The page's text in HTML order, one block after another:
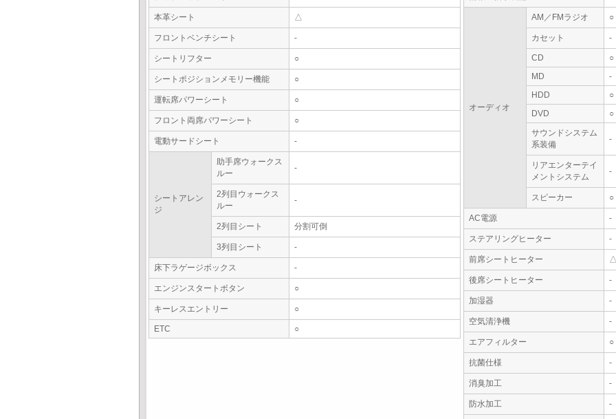
本革シート △
フロントベンチシート -
シートリフター ○
シートポジションメモリー機能 ○
運転席パワーシート ○
フロント両席パワーシート ○
電動サードシート -
シートアレン
ジ
助手席ウォークス
ルー
-
2列目ウォークス
ルー
-
2列目シート 分割可倒
3列目シート -
床下ラゲージボックス -
エンジンスタートボタン ○
キーレスエントリー ○
ETC ○
オーディオ
AM／FMラジオ ○
カセット -
CD
○
MD
-
HDD
○
DVD
○
サウンドシステム
系装備
-
リアエンターテイ
メントシステム
-
スピーカー ○
AC電源 -
ステアリングヒーター -
前席シートヒーター
後席シートヒーター -
加湿器 -
空気清浄機 -
エアフィルター ○
抗菌仕様 -
消臭加工 -
防水加工 -